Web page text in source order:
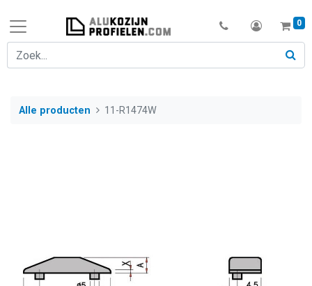
0
Alle producten 11-R1474W